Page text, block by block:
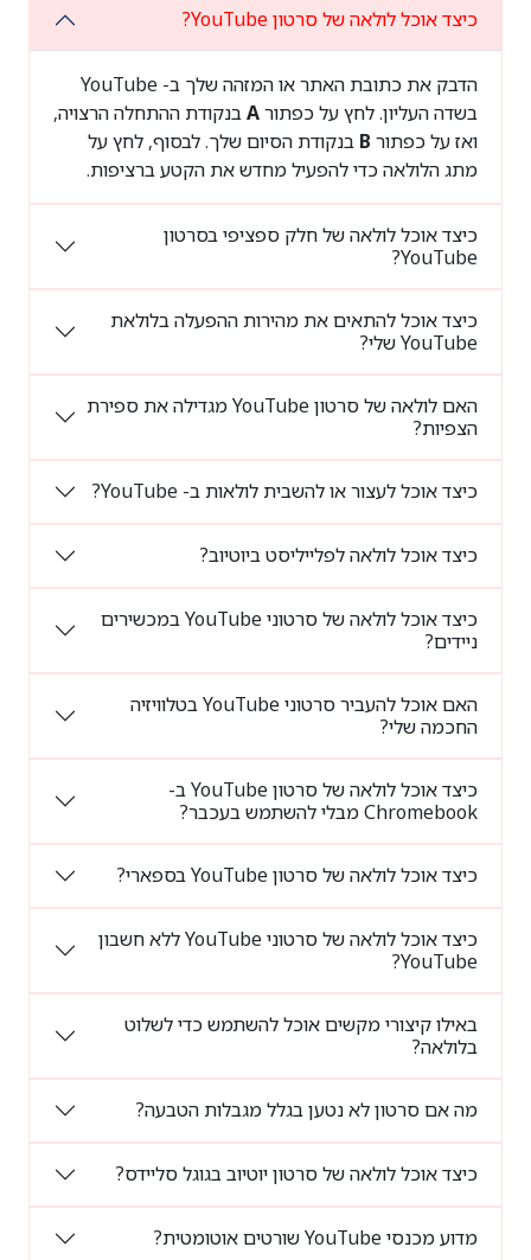
כיצד אוכל לולאה של סרטון YouTube?
הדבק את כתובת האתר או המזהה שלך ב- YouTube
בשדה העליון. לחץ על כפתורAבנקודת ההתחלה הרצויה,
ואז על כפתור B בנקודת הסיום שלך. לבסוף, לחץ על
מתג הלולאה כדי להפעיל מחדש את הקטע ברציפות.
כיצד אוכל לולאה של חלק ספציפי בסרטון
YouTube?
כיצד אוכל להתאים את מהירות ההפעלה בלולאת
YouTube שלי?
האם לולאה של סרטון YouTube מגדילה את ספירת
הצפיות?
כיצד אוכל לעצור או להשבית לולאות ב- YouTube?
כיצד אוכל לולאה לפלייליסט ביוטיוב?
כיצד אוכל לולאה של סרטוני YouTube במכשירים
ניידים?
האם אוכל להעביר סרטוני YouTube בטלוויזיה
החכמה שלי?
כיצד אוכל לולאה של סרטון YouTube ב-
Chromebook מבלי להשתמש בעכבר?
כיצד אוכל לולאה של סרטון YouTube בספארי?
כיצד אוכל לולאה של סרטוני YouTube ללא חשבון
YouTube?
באילו קיצורי מקשים אוכל להשתמש כדי לשלוט
בלולאה?
מה אם סרטון לא נטען בגלל מגבלות הטבעה?
כיצד אוכל לולאה של סרטון יוטיוב בגוגל סליידס?
מדוע מכנסי YouTube שורטים אוטומטית?